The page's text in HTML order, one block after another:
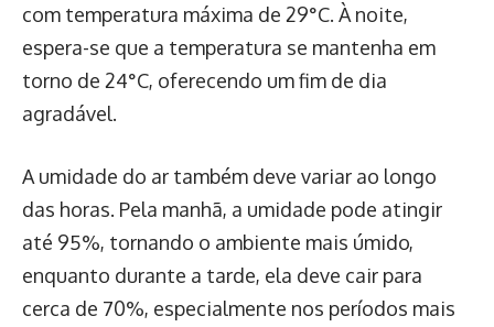
com temperatura máxima de 29°C. À noite,
espera-se que a temperatura se mantenha em
torno de 24°C, oferecendo um fim de dia
agradável.
A umidade do ar também deve variar ao longo
das horas. Pela manhã, a umidade pode atingir
até 95%, tornando o ambiente mais úmido,
enquanto durante a tarde, ela deve cair para
cerca de 70%, especialmente nos períodos mais